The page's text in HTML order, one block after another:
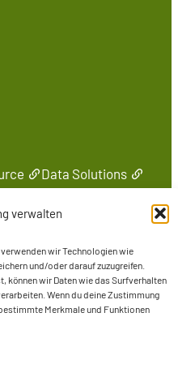
verwalten
wir Technologien wie
und/oder darauf zuzugreifen.
können wir Daten wie das Surfverhalten
Wenn du deine Zustimmung
Merkmale und Funktionen
Data Solutions